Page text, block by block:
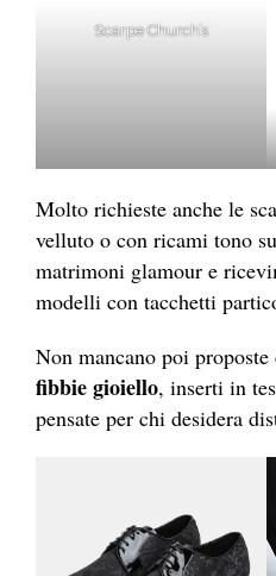
Scarpe Church’s
Molto richieste anche le
velluto o con ricami tono
matrimoni glamour e
modelli con tacchetti
Non mancano poi proposte
fibbie gioiello, inserti in
pensate per chi desidera